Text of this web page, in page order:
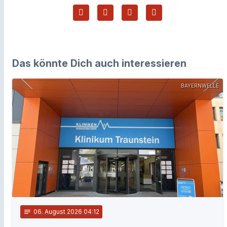
Das könnte Dich auch interessieren
BAYERNWELLE
notes 06. August 2026 04:12